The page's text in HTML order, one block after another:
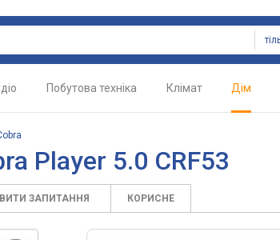
Побутова техніка Клімат Дім
Player 5.0 CRF53
ЗАПИТАННЯ КОРИСНЕ